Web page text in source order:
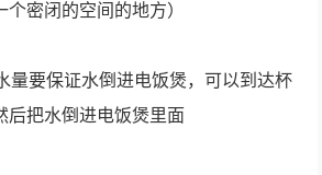
密闭的空间的地方）
量要保证水倒进电饭煲，可以到达杯
后把水倒进电饭煲里面